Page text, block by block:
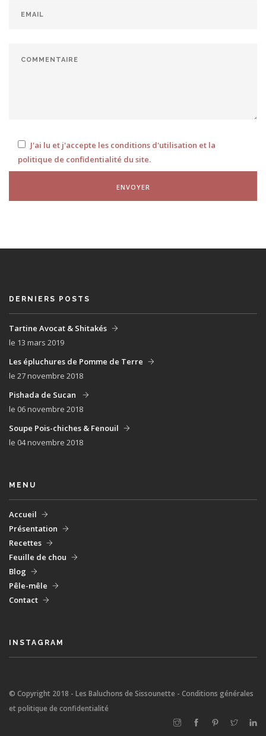
J'ai lu et j'accepte les conditions d'utilisation et la
politique de confidentialité du site.
ENVOYER
DERNIERS POSTS
Tartine Avocat & Shitakés
le 13 mars 2019
Les épluchures de Pomme de Terre
le 27 novembre 2018
Pishada de Sucan
le 06 novembre 2018
Soupe Pois-chiches & Fenouil
le 04 novembre 2018
MENU
Accueil
Présentation
Recettes
Feuille de chou
Blog
Pêle-mêle
Contact
INSTAGRAM
© Copyright 2018 - Les Baluchons de Sissounette - Conditions générales
et politique de confidentialité